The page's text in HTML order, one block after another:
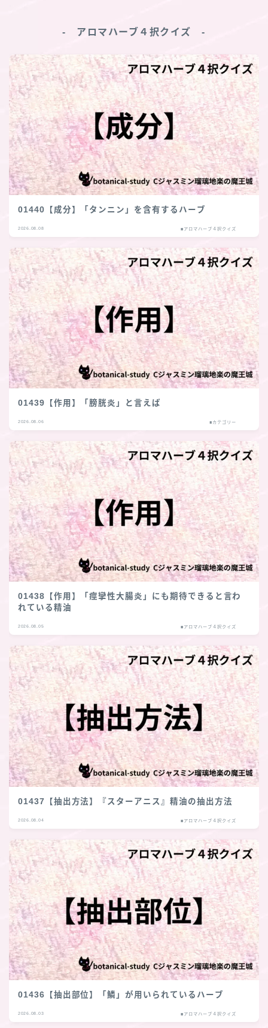
‐ アロマハーブ４択クイズ ‐
01440【成分】「タンニン」を含有するハーブ
2026.08.08 ■アロマハーブ４択クイズ
01439【作用】「膀胱炎」と言えば
2026.08.06 ■カテゴリー
01438【作用】「痙攣性大腸炎」にも期待できると言わ
れている精油
2026.08.05 ■アロマハーブ４択クイズ
01437【抽出方法】『スターアニス』精油の抽出方法
2026.08.04 ■アロマハーブ４択クイズ
01436【抽出部位】「鱗」が用いられているハーブ
2026.08.03 ■アロマハーブ４択クイズ